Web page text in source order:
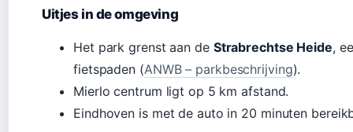
Uitjes in de omgeving
Het park grenst aan de Strabrechtse Heide,
fietspaden (ANWB – parkbeschrijving).
Mierlo centrum ligt op 5 km afstand.
Eindhoven is met de auto in 20 minuten